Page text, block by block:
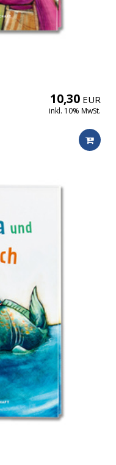
10,30 EUR
inkl. 10% MwSt.